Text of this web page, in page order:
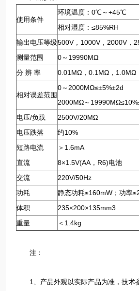
使用条件
环境温度：0℃～+45℃
相对湿度：≤85%RH
输出电压等级500V，1000V，2000V，
测量范围
0～19990MΩ
分 辨 率
0.01MΩ，0.1MΩ，1.0MΩ
相对误差范围
0～2000MΩ≤±5%±2d
2000MΩ～
电压/负载
2500V/20MΩ
电压跌落
约10%
短路电流
＞1.6mA
直流
8×1.5V(AA，R6)电池
交流
220V/50Hz
功耗
静态功耗≤160mW；功率
体积
235×200×135mm3
重量
＜1.4kg
注：
1、产品外观以实际产品为准，技术